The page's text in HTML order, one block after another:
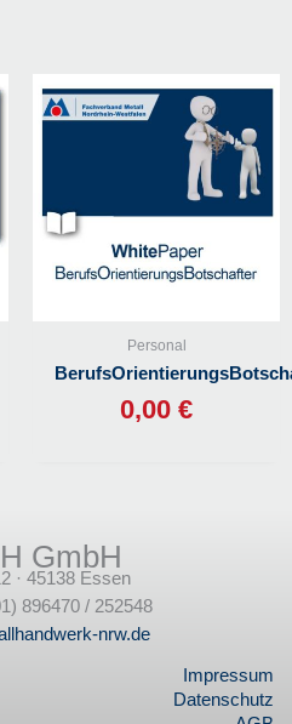
Personal
0,00 €
GmbH
· 45138 Essen
896470 / 252548
nrw.de
Impressum
Datenschutz